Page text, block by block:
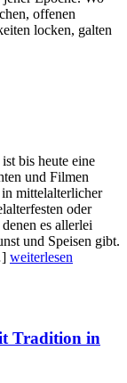
offenen
locken, galten
bis heute eine
und Filmen
in mittelalterlicher
oder
es allerlei
und Speisen gibt.
weiterlesen
Tradition in